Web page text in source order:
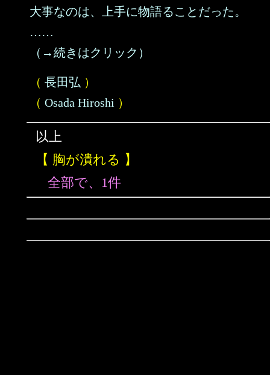
大事なのは、上手に物語ることだった。
……
（→続きはクリック）
（ 長田弘 ）
（ Osada Hiroshi ）
以上
【 胸が潰れる 】
全部で、1件